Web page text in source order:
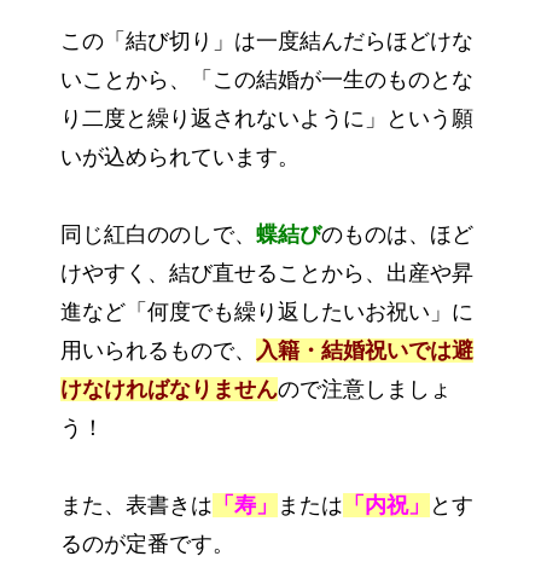
この「結び切り」は一度結んだらほどけな
いことから、「この結婚が一生のものとな
り二度と繰り返されないように」という願
いが込められています。
同じ紅白ののしで、 蝶結びのものは、ほど
けやすく、結び直せることから、出産や昇
進など「何度でも繰り返したいお祝い」に
用いられるもので、 入籍・結婚祝いでは避
けなければなりませんので注意しましょ
う！
また、表書きは 「寿」 または 「内祝」
とす
るのが定番です。